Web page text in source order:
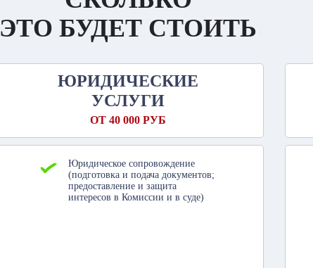
ЭТО БУДЕТ СТОИТЬ
ЮРИДИЧЕСКИЕ
УСЛУГИ
ОТ 40 000 РУБ
Юридическое сопровождение
(подготовка и подача документов;
предоставление и защита
интересов в Комиссии и в суде)